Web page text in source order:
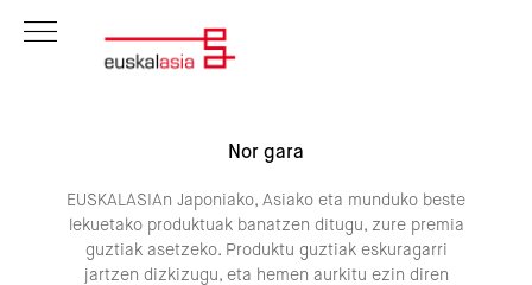
Nor gara
EUSKALASIAn Japoniako, Asiako eta munduko beste
lekuetako produktuak banatzen ditugu, zure premia
guztiak asetzeko. Produktu guztiak eskuragarri
jartzen dizkizugu, eta hemen aurkitu ezin diren